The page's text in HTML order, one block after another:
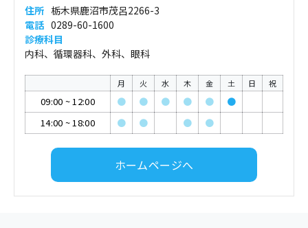
住所 栃木県鹿沼市茂呂2266-3
電話 0289-60-1600
診療科目
内科、循環器科、外科、眼科
月 火 水 木 金 土 日 祝
09:00 ~12:00 ● ● ● ● ●
●
14:00 ~18:00 ● ● ● ●
ホームページへ